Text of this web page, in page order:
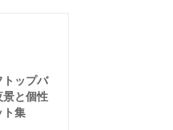
トップバ
景と個性
ト集